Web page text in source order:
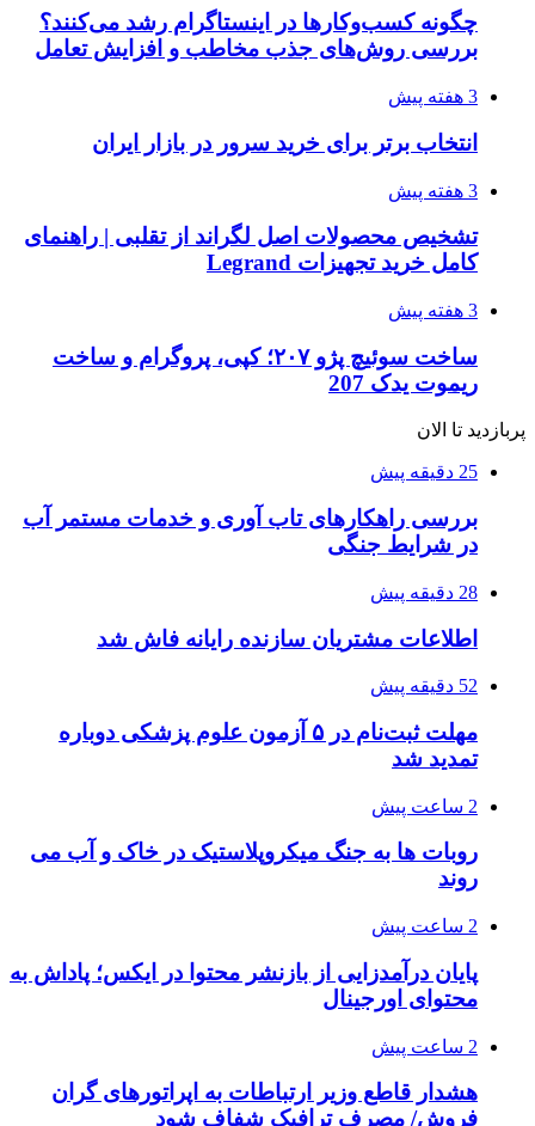
چگونه کسب‌وکارها در اینستاگرام رشد می‌کنند؟
بررسی روش‌های جذب مخاطب و افزایش تعامل
3 هفته پیش
انتخاب برتر برای خرید سرور در بازار ایران
3 هفته پیش
تشخیص محصولات اصل لگراند از تقلبی | راهنمای
کامل خرید تجهیزات Legrand
3 هفته پیش
ساخت سوئیچ پژو ۲۰۷؛ کپی، پروگرام و ساخت
ریموت یدک 207
پربازدید تا الان
25 دقیقه پیش
بررسی راهکارهای تاب آوری و خدمات مستمر آب
در شرایط جنگی
28 دقیقه پیش
اطلاعات مشتریان سازنده رایانه فاش شد
52 دقیقه پیش
مهلت ثبت‌نام در ۵ آزمون علوم پزشکی دوباره
تمدید شد
2 ساعت پیش
روبات ها به جنگ میکروپلاستیک در خاک و آب می
روند
2 ساعت پیش
پایان درآمدزایی از بازنشر محتوا در ایکس؛ پاداش به
محتوای اورجینال
2 ساعت پیش
هشدار قاطع وزیر ارتباطات به اپراتورهای گران
فروش/ مصرف ترافیک شفاف شود